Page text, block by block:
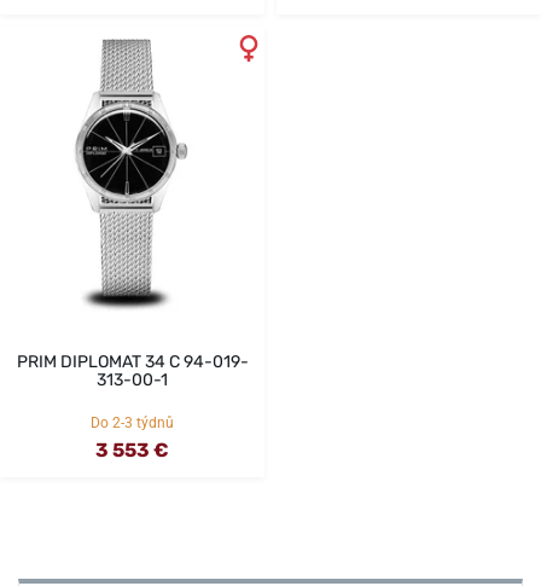
PRIM DIPLOMAT 34 C 94-019-
313-00-1
Do 2-3 týdnů
3 553 €